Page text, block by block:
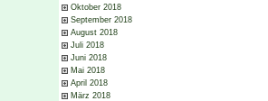
Oktober 2018
September 2018
August 2018
Juli 2018
Juni 2018
Mai 2018
April 2018
März 2018